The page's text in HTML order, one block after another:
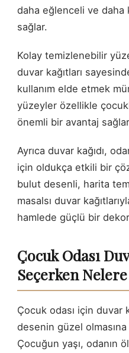
daha eğlenceli ve daha
sağlar.
Kolay temizlenebilir
duvar kağıtları
kullanım elde etmek
yüzeyler özellikle
önemli bir avantaj
Ayrıca duvar kağıdı,
için oldukça etkili bir
bulut desenli, harita
masalsı duvar
hamlede güçlü bir
Çocuk Odası
Seçerken
Çocuk odası için duvar
desenin güzel
Çocuğun yaşı, odanın